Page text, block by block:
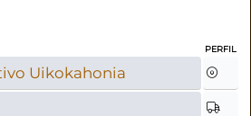
PERFIL
Uikokahonia